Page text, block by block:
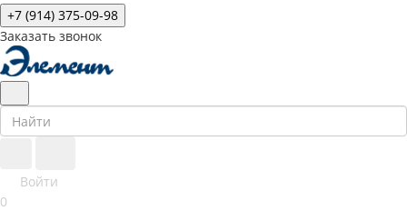
+7 (914) 375-09-98
Заказать звонок
Войти
0